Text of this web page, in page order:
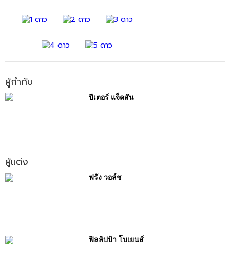
ผู้กำกับ
ปีเตอร์ แจ็คสัน
ผู้แต่ง
ฟรัง วอล์ช
ฟิลลิปป้า โบเยนส์